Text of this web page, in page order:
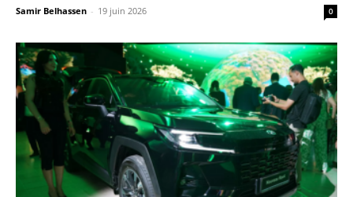
Samir Belhassen - 19 juin 2026 0